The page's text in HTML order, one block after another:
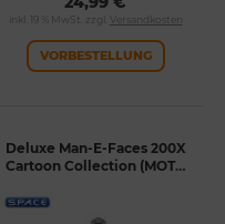
inkl. 19 % MwSt. zzgl. Versandkosten
VORBESTELLUNG
Deluxe Man-E-Faces 200X
Cartoon Collection (MOTU